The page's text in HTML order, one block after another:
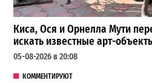
Киса, Ося и Орнелла Мути
искать известные арт-
05-08-2026 в 20:08
КОММЕНТИРУЮТ